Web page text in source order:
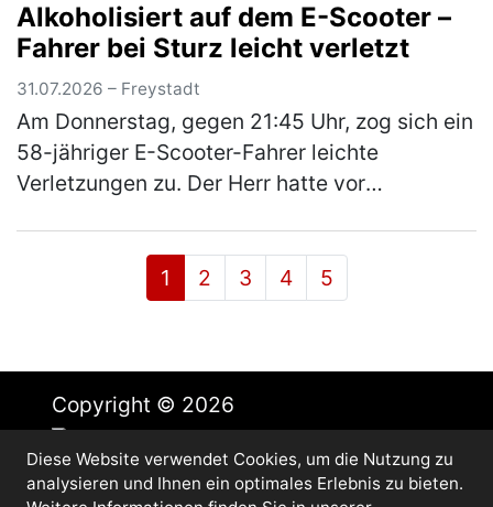
Kreuzung zur Neumarkter Straße wollte…
(mehr)
Alkoholisiert auf dem E-Scooter –
Fahrer bei Sturz leicht verletzt
31.07.2026 – Freystadt
Am Donnerstag, gegen 21:45 Uhr, zog sich ein
58-jähriger E-Scooter-Fahrer leichte
Verletzungen zu. Der Herr hatte vor
1
2 3 4 5
Copyright © 2026
Impressum
Datenschutz
Diese Website verwendet Cookies, um die Nutzung zu
analysieren und Ihnen ein optimales Erlebnis zu bieten.